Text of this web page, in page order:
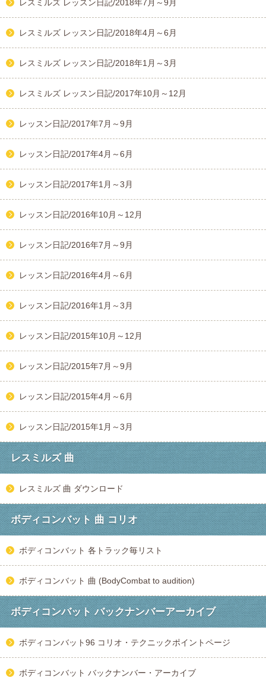
レスミルズ レッスン日記/2018年7月～9月
レスミルズ レッスン日記/2018年4月～6月
レスミルズ レッスン日記/2018年1月～3月
レスミルズ レッスン日記/2017年10月～12月
レッスン日記/2017年7月～9月
レッスン日記/2017年4月～6月
レッスン日記/2017年1月～3月
レッスン日記/2016年10月～12月
レッスン日記/2016年7月～9月
レッスン日記/2016年4月～6月
レッスン日記/2016年1月～3月
レッスン日記/2015年10月～12月
レッスン日記/2015年7月～9月
レッスン日記/2015年4月～6月
レッスン日記/2015年1月～3月
レスミルズ 曲
レスミルズ 曲 ダウンロード
ボディコンバット 曲 コリオ
ボディコンバット 各トラック毎リスト
ボディコンバット 曲 (BodyCombat to audition)
ボディコンバット バックナンバーアーカイブ
ボディコンバット96 コリオ・テクニックポイントページ
ボディコンバット バックナンバー・アーカイブ